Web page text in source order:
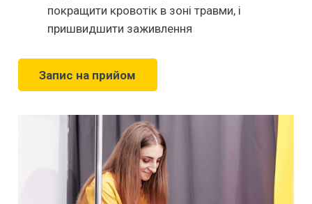
покращити кровотік в зоні травми, і
пришвидшити заживлення
Запис на прийом